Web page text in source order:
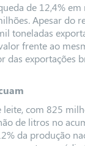
de 12,4% em
Apesar do
toneladas
frente ao
das exportações
leite, com 825
de litros no
da produção